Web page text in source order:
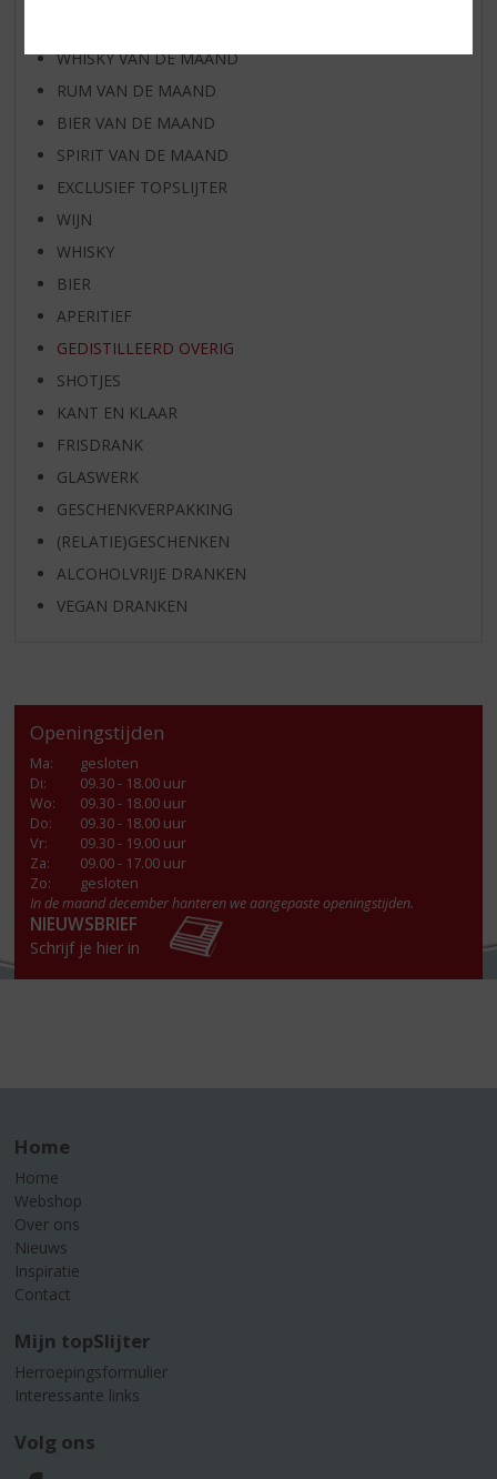
WHISKY VAN DE MAAND
RUM VAN DE MAAND
BIER VAN DE MAAND
SPIRIT VAN DE MAAND
EXCLUSIEF TOPSLIJTER
WIJN
WHISKY
BIER
APERITIEF
GEDISTILLEERD OVERIG
SHOTJES
KANT EN KLAAR
FRISDRANK
GLASWERK
GESCHENKVERPAKKING
(RELATIE)GESCHENKEN
ALCOHOLVRIJE DRANKEN
VEGAN DRANKEN
Openingstijden
Ma:
gesloten
Di:
09.30 - 18.00 uur
Wo:
09.30 - 18.00 uur
Do:
09.30 - 18.00 uur
Vr:
09.30 - 19.00 uur
Za:
09.00 - 17.00 uur
Zo:
gesloten
In de maand december hanteren we aangepaste openingstijden.
NIEUWSBRIEF
Schrijf je hier in
Home
Home
Webshop
Over ons
Nieuws
Inspiratie
Contact
Mijn topSlijter
Herroepingsformulier
Interessante links
Volg ons